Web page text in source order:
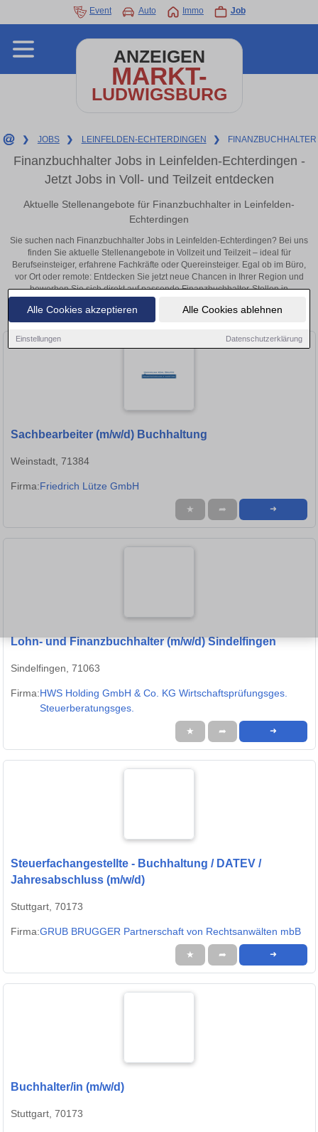
Alle Cookies akzeptieren Alle Cookies ablehnen
Einstellungen Datenschutzerklärung
Event Auto Immo Job
ANZEIGEN
MARKT-
LUDWIGSBURG
❯ JOBS ❯ LEINFELDEN-ECHTERDINGEN ❯ FINANZBUCHHALTER
Finanzbuchhalter Jobs in Leinfelden-Echterdingen -
Jetzt Jobs in Voll- und Teilzeit entdecken
Aktuelle Stellenangebote für Finanzbuchhalter in Leinfelden-
Echterdingen
Sie suchen nach Finanzbuchhalter Jobs in Leinfelden-Echterdingen? Bei uns
finden Sie aktuelle Stellenangebote in Vollzeit und Teilzeit – ideal für
Berufseinsteiger, erfahrene Fachkräfte oder Quereinsteiger. Egal ob im Büro,
vor Ort oder remote: Entdecken Sie jetzt neue Chancen in Ihrer Region und
bewerben Sie sich direkt auf passende Finanzbuchhalter-Stellen in
Leinfelden-Echterdingen!
Sachbearbeiter (m/w/d) Buchhaltung
Weinstadt, 71384
Firma:Friedrich Lütze GmbH
★ ➦ ➜
Lohn- und Finanzbuchhalter (m/w/d) Sindelfingen
Sindelfingen, 71063
Firma:HWS Holding GmbH & Co. KG Wirtschaftsprüfungsges.
Steuerberatungsges.
★ ➦ ➜
Steuerfachangestellte - Buchhaltung / DATEV /
Jahresabschluss (m/w/d)
Stuttgart, 70173
Firma:GRUB BRUGGER Partnerschaft von Rechtsanwälten mbB
★ ➦ ➜
Buchhalter/in (m/w/d)
Stuttgart, 70173